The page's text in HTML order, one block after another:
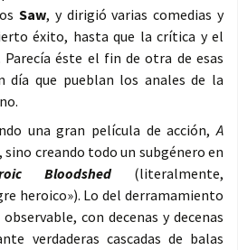
Saw, y dirigió varias comedias y
éxito, hasta que la crítica y el
éste el fin de otra de esas
día que pueblan los anales de la
una gran película de acción,A
sino creando todo un subgénero en
Bloodshed(literalmente,
heroico»). Lo del derramamiento
con decenas y decenas
verdaderas cascadas de balas